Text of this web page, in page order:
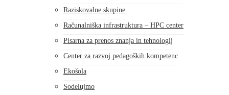
Raziskovalne skupine
Računalniška infrastruktura – HPC center
Pisarna za prenos znanja in tehnologij
Center za razvoj pedagoških kompetenc
Ekošola
Sodelujmo